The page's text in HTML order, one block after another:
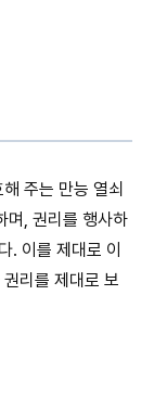
주는 만능 열쇠
며, 권리를 행사하
. 이를 제대로 이
리를 제대로 보